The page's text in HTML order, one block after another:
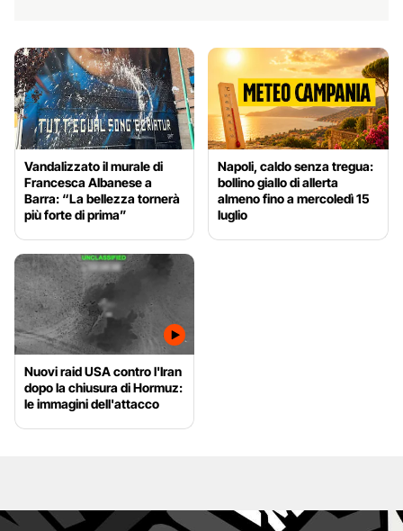
Vandalizzato il murale di
Francesca Albanese a
Barra: “La bellezza tornerà
più forte di prima”
Napoli, caldo senza tregua:
bollino giallo di allerta
almeno fino a mercoledì 15
luglio
Nuovi raid USA contro l'Iran
dopo la chiusura di Hormuz:
le immagini dell'attacco